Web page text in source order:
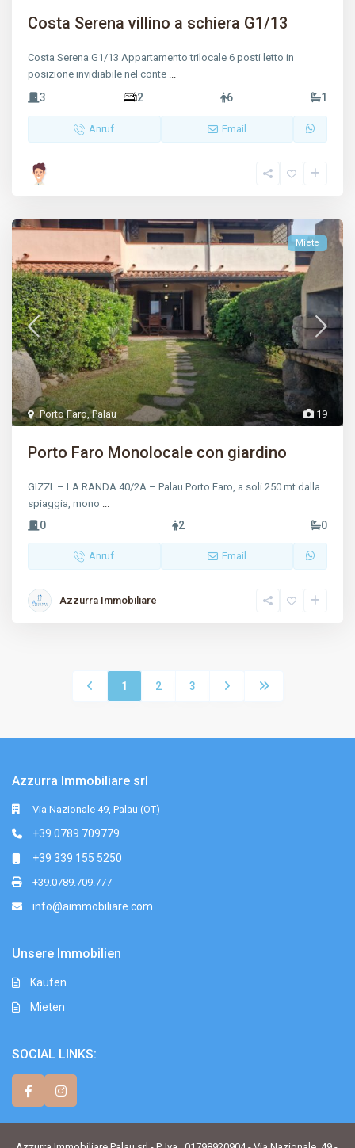
Costa Serena villino a schiera G1/13
Costa Serena G1/13 Appartamento trilocale 6 posti letto in
posizione invidiabile nel conte ...
3 2 6 1
Anruf Email
19
Porto Faro,Palau
Miete
Porto Faro Monolocale con giardino
GIZZI – LA RANDA 40/2A – Palau Porto Faro, a soli 250 mt dalla
spiaggia, mono ...
0 2 0
Anruf Email
Azzurra Immobiliare
1 2 3
Azzurra Immobiliare srl
Via Nazionale 49, Palau (OT)
+39 0789 709779
+39 339 155 5250
+39.0789.709.777
info@aimmobiliare.com
Unsere Immobilien
Kaufen
Mieten
SOCIAL LINKS: